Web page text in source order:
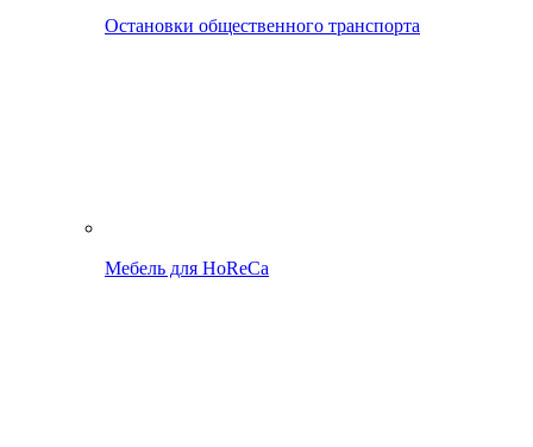
Остановки общественного транспорта
Мебель для HoReCa